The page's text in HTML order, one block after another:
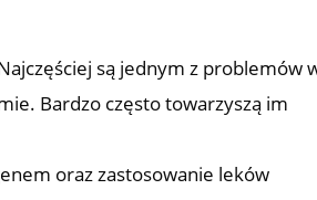
są jednym z problemów
Bardzo często towarzyszą im
oraz zastosowanie leków